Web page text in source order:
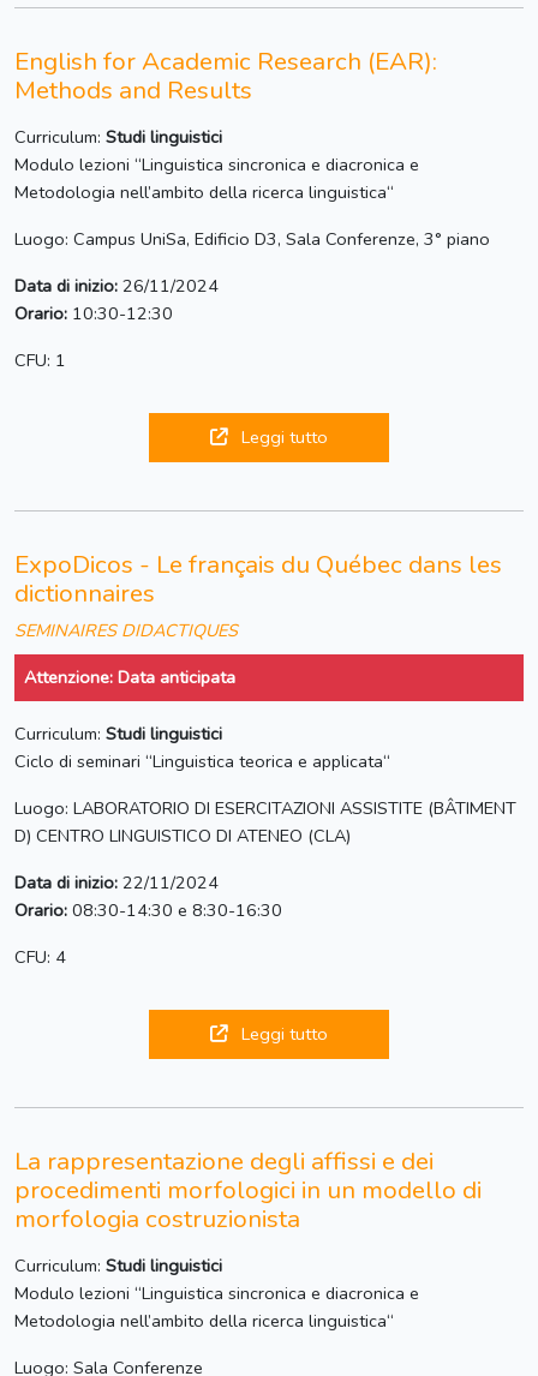
English for Academic Research (EAR):
Methods and Results
Curriculum: Studi linguistici
Modulo lezioni “Linguistica sincronica e diacronica e
Metodologia nell’ambito della ricerca linguistica“
Luogo: Campus UniSa, Edificio D3, Sala Conferenze, 3° piano
Data di inizio: 26/11/2024
Orario: 10:30-12:30
CFU: 1
Leggi tutto
ExpoDicos - Le français du Québec dans les
dictionnaires
SEMINAIRES DIDACTIQUES
Attenzione: Data anticipata
Curriculum: Studi linguistici
Ciclo di seminari “Linguistica teorica e applicata“
Luogo: LABORATORIO DI ESERCITAZIONI ASSISTITE (BÂTIMENT
D) CENTRO LINGUISTICO DI ATENEO (CLA)
Data di inizio: 22/11/2024
Orario: 08:30-14:30 e 8:30-16:30
CFU: 4
Leggi tutto
La rappresentazione degli affissi e dei
procedimenti morfologici in un modello di
morfologia costruzionista
Curriculum: Studi linguistici
Modulo lezioni “Linguistica sincronica e diacronica e
Metodologia nell’ambito della ricerca linguistica“
Luogo: Sala Conferenze